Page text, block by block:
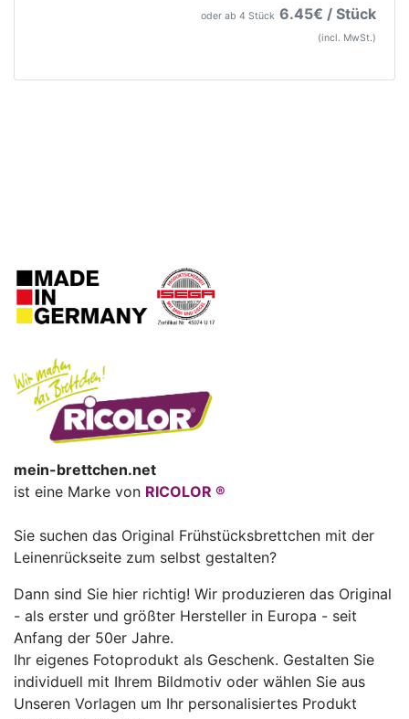
oder ab 4 Stück 6.45€ / Stück
(incl. MwSt.)
mein-brettchen.net
ist eine Marke von RICOLOR ®
Sie suchen das Original Frühstücksbrettchen mit der
Leinenrückseite zum selbst gestalten?
Dann sind Sie hier richtig! Wir produzieren das Original
- als erster und größter Hersteller in Europa - seit
Anfang der 50er Jahre.
Ihr eigenes Fotoprodukt als Geschenk. Gestalten Sie
individuell mit Ihrem Bildmotiv oder wählen Sie aus
Unseren Vorlagen um Ihr personalisiertes Produkt